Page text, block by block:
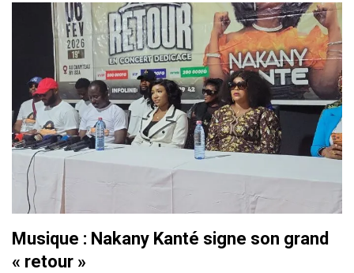
Musique : Nakany Kanté signe son grand
« retour »